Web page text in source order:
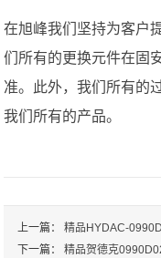
在旭峰我们坚持为客户
们所有的更换元件在固
准。此外，我们所有的
我们所有的产品。
上一篇：精品HYDAC-
下一篇：精品贺德克